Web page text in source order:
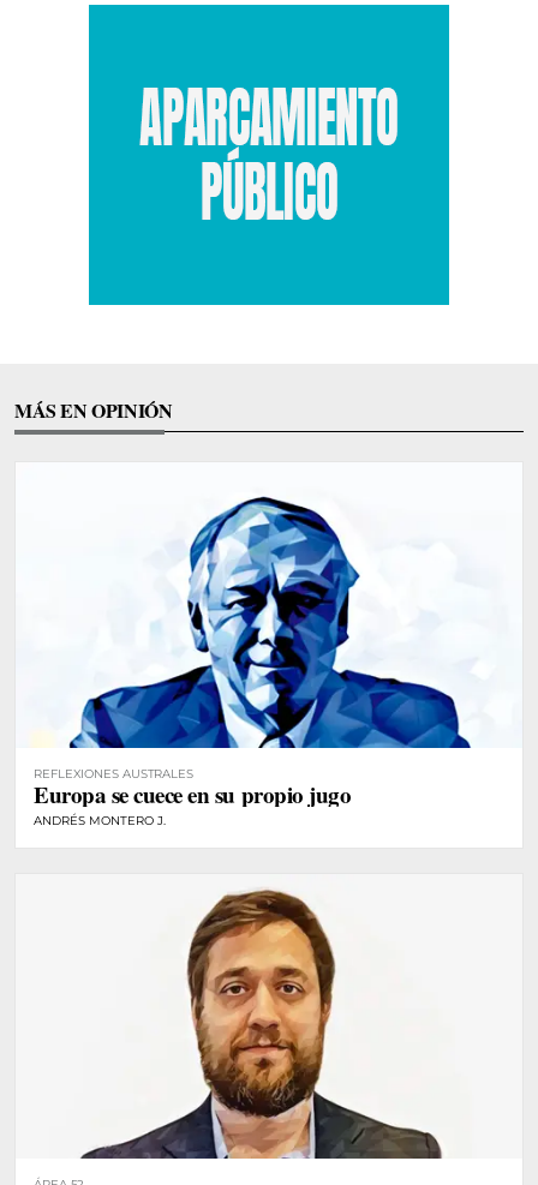
MÁS EN OPINIÓN
REFLEXIONES AUSTRALES
Europa se cuece en su propio jugo
ANDRÉS MONTERO J.